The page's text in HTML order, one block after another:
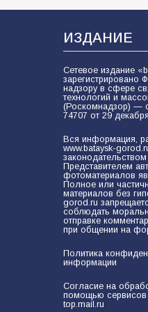
ИЗДАНИЕ
Сетевое издание
зарегистрировано
надзору в сфере
технологий и
(Роскомнадзор) —
74707 от 29
Вся информация,
www.bataysk-
Представителем
фотоматериалов
Полное или
материалов без
gorod.ru
соблюдать
отправке
при общении на
Политика
информации
Согласие на
помощью сервисов
top.mail.ru